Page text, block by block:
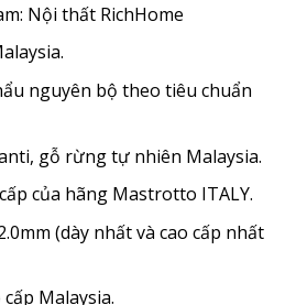
Nội thất RichHome
nguyên bộ theo tiêu chuẩn
gỗ rừng tự nhiên Malaysia.
của hãng Mastrotto ITALY.
(dày nhất và cao cấp nhất
Malaysia.